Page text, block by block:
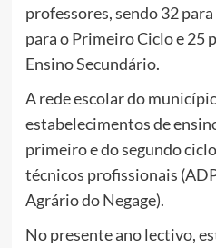
professores, sendo 32
para o Primeiro Ciclo e 25
Ensino Secundário.
A rede escolar do
estabelecimentos de
primeiro e do segundo
técnicos profissionais
Agrário do Negage).
No presente ano lectivo,